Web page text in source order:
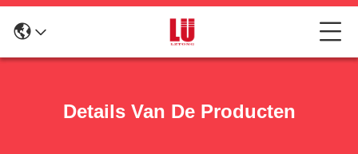
Details Van De Producten